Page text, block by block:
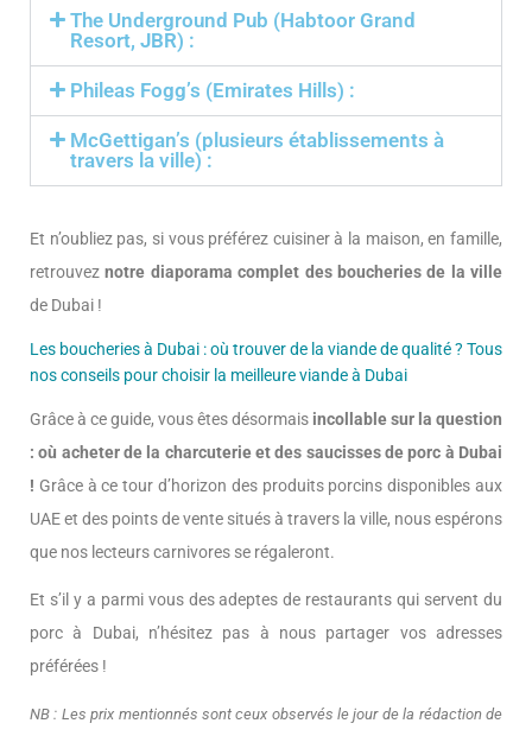
The Underground Pub (Habtoor Grand
Resort, JBR) :
Phileas Fogg’s (Emirates Hills) :
McGettigan’s (plusieurs établissements à
travers la ville) :
Et n’oubliez pas, si vous préférez cuisiner à la maison, en famille,
retrouvez notre diaporama complet des boucheries de la ville
de Dubai !
Les boucheries à Dubai : où trouver de la viande de qualité ? Tous
nos conseils pour choisir la meilleure viande à Dubai
Grâce à ce guide, vous êtes désormais incollable sur la question
: où acheter de la charcuterie et des saucisses de porc à Dubai
! Grâce à ce tour d’horizon des produits porcins disponibles aux
UAE et des points de vente situés à travers la ville, nous espérons
que nos lecteurs carnivores se régaleront.
Et s’il y a parmi vous des adeptes de restaurants qui servent du
porc à Dubai, n’hésitez pas à nous partager vos adresses
préférées !
NB : Les prix mentionnés sont ceux observés le jour de la rédaction de